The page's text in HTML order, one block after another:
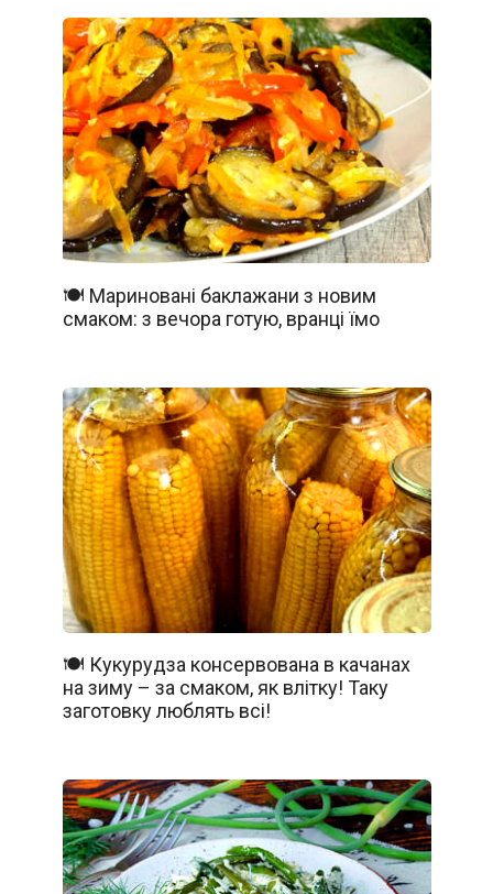
🍽️ Мариновані баклажани з новим
смаком: з вечора готую, вранці їмо
🍽️ Кукурудза консервована в качанах
на зиму – за смаком, як влітку! Таку
заготовку люблять всі!